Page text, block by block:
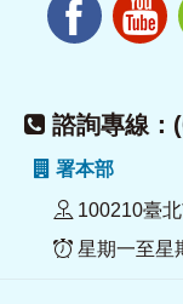
諮詢專線：
署本部
100210臺
星期一至星